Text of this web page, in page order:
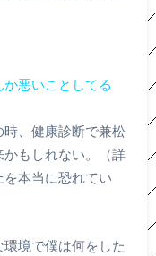
か悪いことしてる
、健康診断で兼松
もしれない。（詳
を本当に恐れてい
境で僕は何をした